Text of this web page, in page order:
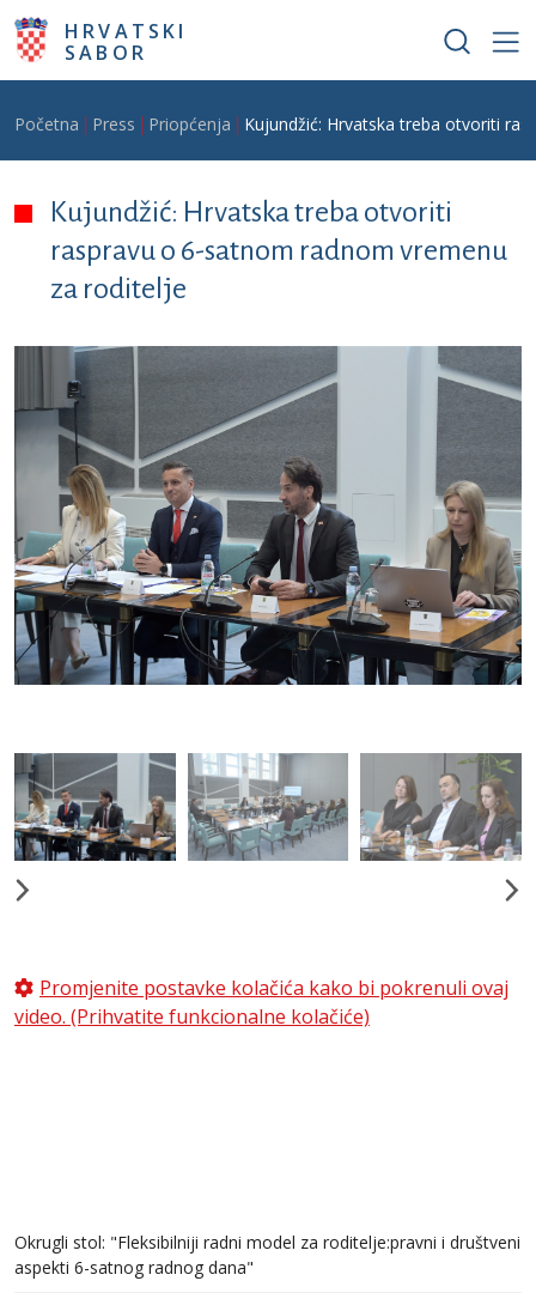
Skoči na glavni sadržaj
HRVATSKI
SABOR
Breadcrumb
Početna Press Priopćenja Kujundžić: Hrvatska treba otvoriti
Kujundžić: Hrvatska treba otvoriti
raspravu o 6-satnom radnom vremenu
za roditelje
Promjenite postavke kolačića kako bi pokrenuli ovaj
video. (Prihvatite funkcionalne kolačiće)
Okrugli stol: "Fleksibilniji radni model za roditelje:pravni i društveni
aspekti 6-satnog radnog dana"